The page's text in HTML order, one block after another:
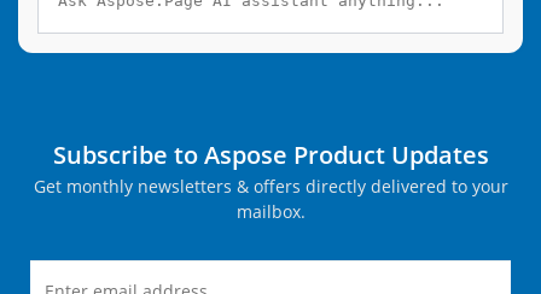
Subscribe to Aspose Product Updates
Get monthly newsletters & offers directly delivered to your
mailbox.